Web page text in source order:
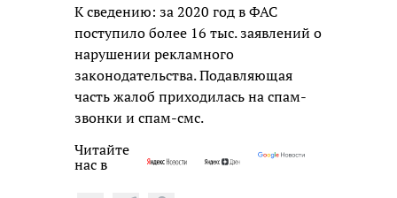
К сведению: за 2020 год в ФАС
поступило более 16 тыс. заявлений о
нарушении рекламного
законодательства. Подавляющая
часть жалоб приходилась на спам-
звонки и спам-смс.
Читайте
нас в